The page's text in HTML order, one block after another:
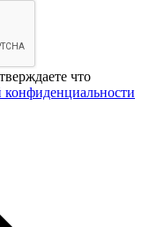
что
конфиденциальности